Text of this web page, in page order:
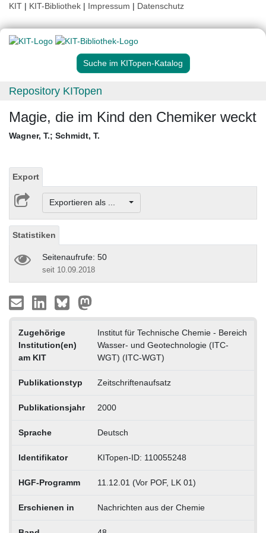
KIT | KIT-Bibliothek | Impressum | Datenschutz
Suche im KITopen-Katalog
Repository KITopen
Magie, die im Kind den Chemiker weckt
Wagner, T.; Schmidt, T.
Export
Exportieren als ...
Statistiken
Seitenaufrufe: 50
seit 10.09.2018
Zugehörige
Institution(en)
am KIT
Institut für Technische Chemie - Bereich
Wasser- und Geotechnologie (ITC-
WGT) (ITC-WGT)
Publikationstyp Zeitschriftenaufsatz
Publikationsjahr 2000
Sprache Deutsch
Identifikator KITopen-ID: 110055248
HGF-Programm 11.12.01 (Vor POF, LK 01)
Erschienen in Nachrichten aus der Chemie